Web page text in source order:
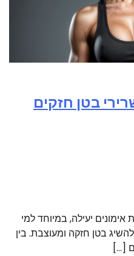
בטן חזקים
יעילה, במיוחד למי
בטן חזקה ומעוצבת. בין
[…]